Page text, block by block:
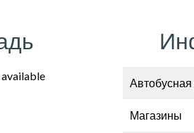
Автобусная
Магазины